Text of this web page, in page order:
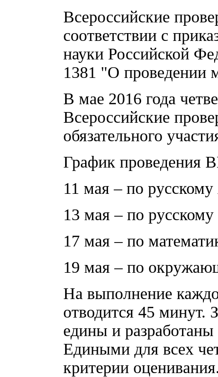
Всероссийские
соответствии с
науки Российской
1381 "О проведении
В мае 2016 года
Всероссийские
обязательного
График проведения
11 мая – по
13 мая – по
17 мая – по
19 мая – по
На выполнение
отводится 45 минут.
едины и
Едиными для всех
критерии